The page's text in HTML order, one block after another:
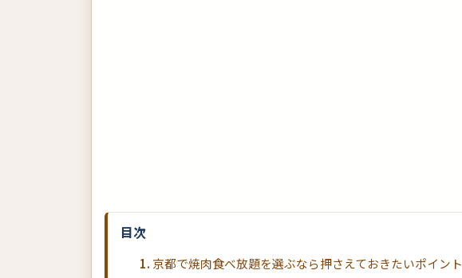
目次
京都で焼肉食べ放題を選ぶなら押さえておきたいポイント